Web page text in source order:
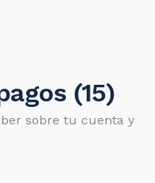
(15)
sobre tu cuenta y